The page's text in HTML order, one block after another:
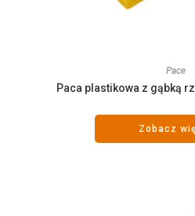
Pace
Paca plastikowa z gąbką
Zobacz